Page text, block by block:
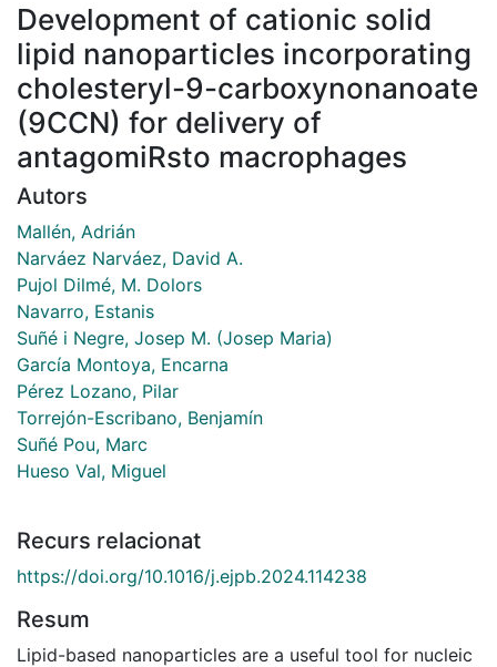
Development of cationic solid
lipid nanoparticles incorporating
cholesteryl-9-carboxynonanoate
(9CCN) for delivery of
antagomiRsto macrophages
Autors
Mallén, Adrián
Narváez Narváez, David A.
Pujol Dilmé, M. Dolors
Navarro, Estanis
Suñé i Negre, Josep M. (Josep Maria)
García Montoya, Encarna
Pérez Lozano, Pilar
Torrejón-Escribano, Benjamín
Suñé Pou, Marc
Hueso Val, Miguel
Recurs relacionat
https://doi.org/10.1016/j.ejpb.2024.114238
Resum
Lipid-based nanoparticles are a useful tool for nucleic